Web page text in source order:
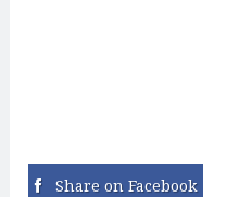
Share on Facebook